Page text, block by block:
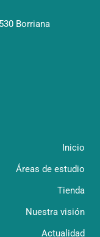
Borriana
Inicio
Áreas de estudio
Tienda
Nuestra visión
Actualidad